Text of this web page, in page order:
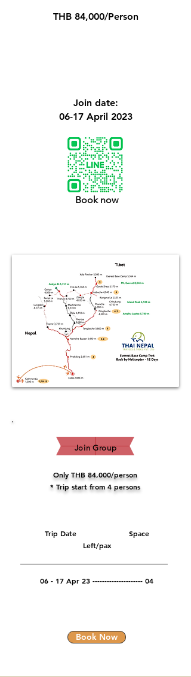
THB 84,000/Person
Join date:
06-17 April 2023
Book now
Join Group
Only THB 84,000/person
* Trip start from 4 persons
Trip Date Space
Left/pax
06 - 17 Apr 23 --------------------- 04
Book Now